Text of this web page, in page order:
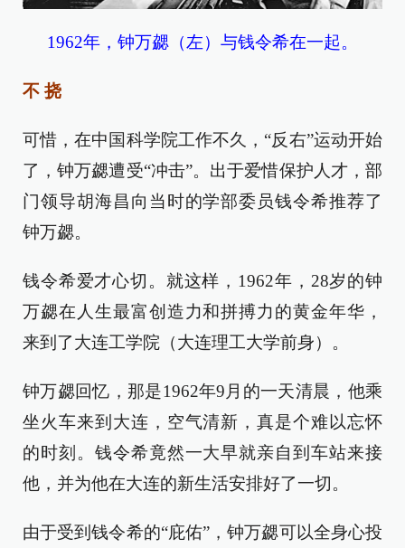
1962年，钟万勰（左）与钱令希在一起。
不 挠
可惜，在中国科学院工作不久，“反右”运动开始
了，钟万勰遭受“冲击”。出于爱惜保护人才，部
门领导胡海昌向当时的学部委员钱令希推荐了
钟万勰。
钱令希爱才心切。就这样，1962年，28岁的钟
万勰在人生最富创造力和拼搏力的黄金年华，
来到了大连工学院（大连理工大学前身）。
钟万勰回忆，那是1962年9月的一天清晨，他乘
坐火车来到大连，空气清新，真是个难以忘怀
的时刻。钱令希竟然一大早就亲自到车站来接
他，并为他在大连的新生活安排好了一切。
由于受到钱令希的“庇佑”，钟万勰可以全身心投